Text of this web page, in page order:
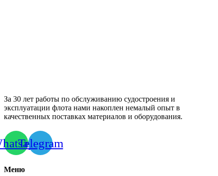
За 30 лет работы по обслуживанию судостроения и
эксплуатации флота нами накоплен немалый опыт в
качественных поставках материалов и оборудования.
Telegram
Меню